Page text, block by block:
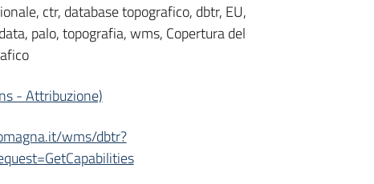
ctr, database topografico, dbtr, EU,
palo, topografia, wms, Copertura del
- Attribuzione)
wms/dbtr?